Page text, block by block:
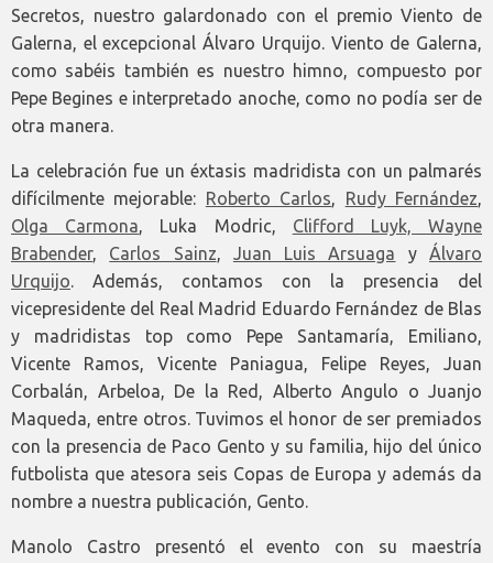
Secretos, nuestro galardonado con el premio Viento de
Galerna, el excepcional Álvaro Urquijo. Viento de Galerna,
como sabéis también es nuestro himno, compuesto por
Pepe Begines e interpretado anoche, como no podía ser de
otra manera.
La celebración fue un éxtasis madridista con un palmarés
difícilmente mejorable: Roberto Carlos, Rudy Fernández,
Olga Carmona, Luka Modric, Clifford Luyk, Wayne
Brabender, Carlos Sainz, Juan Luis Arsuaga yÁlvaro
Urquijo. Además, contamos con la presencia del
vicepresidente del Real Madrid Eduardo Fernández de Blas
y madridistas top como Pepe Santamaría, Emiliano,
Vicente Ramos, Vicente Paniagua, Felipe Reyes, Juan
Corbalán, Arbeloa, De la Red, Alberto Angulo o Juanjo
Maqueda, entre otros. Tuvimos el honor de ser premiados
con la presencia de Paco Gento y su familia, hijo del único
futbolista que atesora seis Copas de Europa y además da
nombre a nuestra publicación, Gento.
Manolo Castro presentó el evento con su maestría